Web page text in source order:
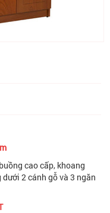
cao cấp, khoang
2 cánh gỗ và 3 ngăn